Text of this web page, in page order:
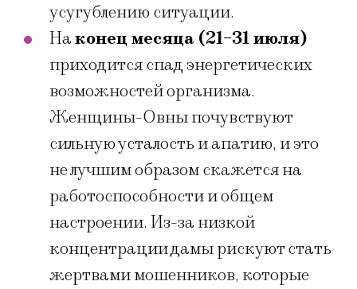
усугублению ситуации.
Наконец месяца (21-31 июля)
приходится спад энергетических
возможностей организма.
Женщины-Овны почувствуют
сильную усталость и апатию, и это
не лучшим образом скажется на
работоспособности и общем
настроении. Из-за низкой
концентрации дамы рискуют стать
жертвами мошенников, которые